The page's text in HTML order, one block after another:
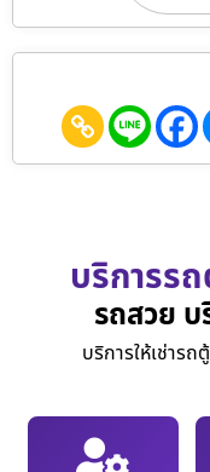
บริการร
รถสวย บ
บริการให้เช่าร